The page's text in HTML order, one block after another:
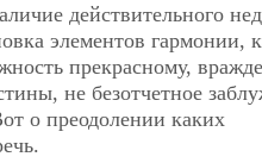
действительного
элементов гармонии,
прекрасному,
не безотчетное
о преодолении каких